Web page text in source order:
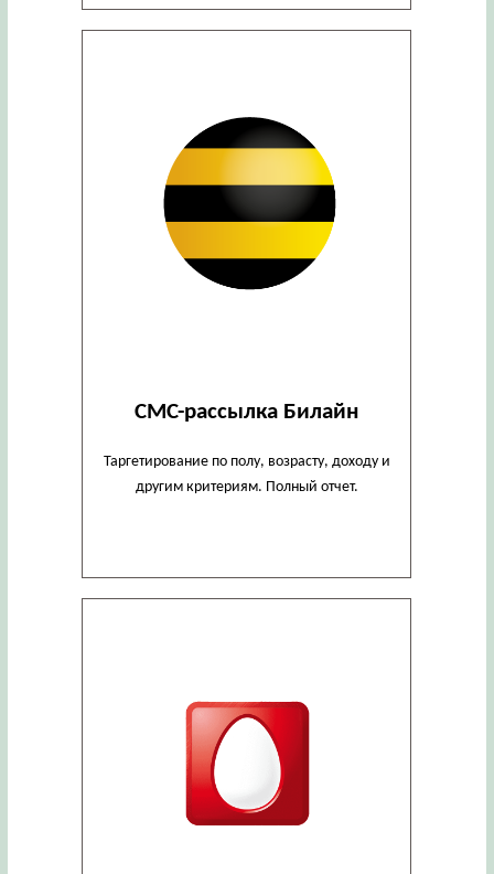
СМС-рассылка Билайн
Таргетирование по полу, возрасту, доходу и
другим критериям. Полный отчет.